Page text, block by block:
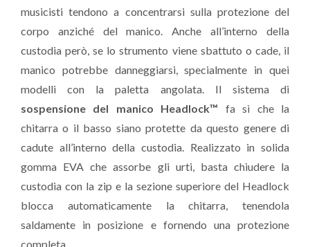
musicisti tendono a concentrarsi sulla protezione del
corpo anziché del manico. Anche all’interno della
custodia però, se lo strumento viene sbattuto o cade, il
manico potrebbe danneggiarsi, specialmente in quei
modelli con la paletta angolata. Il sistema di
sospensione del manico
Headlock™ fa sì che la
chitarra o il basso siano protette da questo genere di
cadute all’interno della custodia. Realizzato in solida
gomma EVA che assorbe gli urti, basta chiudere la
custodia con la zip e la sezione superiore del Headlock
blocca automaticamente la chitarra, tenendola
saldamente in posizione e fornendo una protezione
completa.